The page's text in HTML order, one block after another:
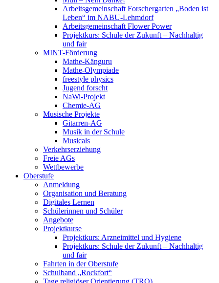
Arbeitsgemeinschaft Forschergarten „Boden ist
Leben“ im NABU-Lehmdorf
Arbeitsgemeinschaft Flower Power
Projektkurs: Schule der Zukunft – Nachhaltig
und fair
MINT-Förderung
Mathe-Känguru
Mathe-Olympiade
freestyle physics
Jugend forscht
NaWi-Projekt
Chemie-AG
Musische Projekte
Gitarren-AG
Musik in der Schule
Musicals
Verkehrserziehung
Freie AGs
Wettbewerbe
Oberstufe
Anmeldung
Organisation und Beratung
Digitales Lernen
Schülerinnen und Schüler
Angebote
Projektkurse
Projektkurs: Arzneimittel und Hygiene
Projektkurs: Schule der Zukunft – Nachhaltig
und fair
Fahrten in der Oberstufe
Schulband „Rockfort“
Tage religiöser Orientierung (TRO)